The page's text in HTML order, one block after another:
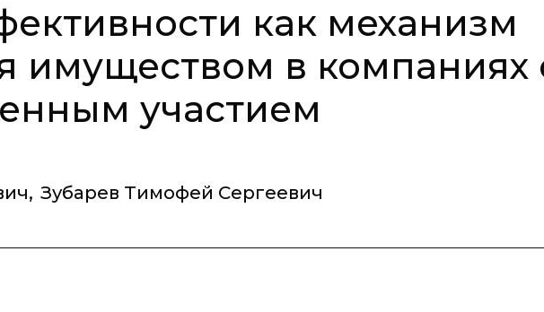
как механизм
имуществом в компаниях
участием
, Зубарев Тимофей Сергеевич